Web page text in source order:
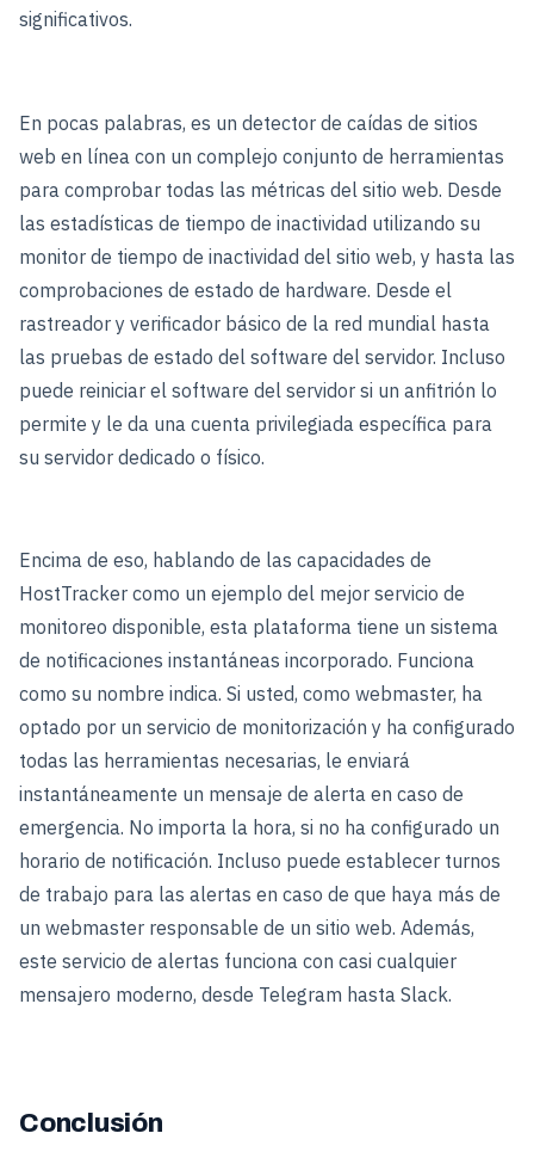
significativos.
En pocas palabras, es un detector de caídas de sitios
web en línea con un complejo conjunto de herramientas
para comprobar todas las métricas del sitio web. Desde
las estadísticas de tiempo de inactividad utilizando su
monitor de tiempo de inactividad del sitio web, y hasta las
comprobaciones de estado de hardware. Desde el
rastreador y verificador básico de la red mundial hasta
las pruebas de estado del software del servidor. Incluso
puede reiniciar el software del servidor si un anfitrión lo
permite y le da una cuenta privilegiada específica para
su servidor dedicado o físico.
Encima de eso, hablando de las capacidades de
HostTracker como un ejemplo del mejor servicio de
monitoreo disponible, esta plataforma tiene un sistema
de notificaciones instantáneas incorporado. Funciona
como su nombre indica. Si usted, como webmaster, ha
optado por un servicio de monitorización y ha configurado
todas las herramientas necesarias, le enviará
instantáneamente un mensaje de alerta en caso de
emergencia. No importa la hora, si no ha configurado un
horario de notificación. Incluso puede establecer turnos
de trabajo para las alertas en caso de que haya más de
un webmaster responsable de un sitio web. Además,
este servicio de alertas funciona con casi cualquier
mensajero moderno, desde Telegram hasta Slack.
Conclusión